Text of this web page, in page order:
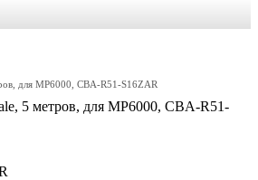
для MP6000, CBA-R51-S16ZAR
5 метров, для MP6000, CBA-R51-